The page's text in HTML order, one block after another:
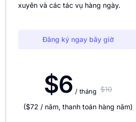
xuyên và các tác vụ hàng ngày.
Đăng ký ngay bây giờ
$6 / tháng $10
($72 / năm, thanh toán hàng năm)